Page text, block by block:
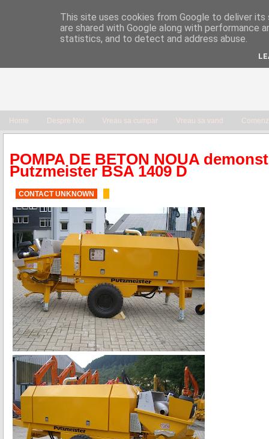
Home Despre Noi Vreau sa cumpar Vreau sa vand
POMPA DE BETON NOUA
Putzmeister BSA 1409 D
CONTACT UNKNOWN
This site uses cookies from Google to deliver
are shared with Google along with performance
statistics, and to detect and address abuse.